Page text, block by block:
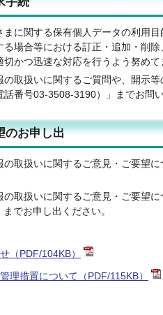
まに関する保有個人データの利用
る場合等における訂正・追加・削
切かつ迅速な対応を行うよう努めて
の取扱いに関するご質問や、開示
話番号03-3508-3190）」までお問
のお申し出
の取扱いに関するご意見・ご要望
の取扱いに関するご意見・ご要望
でお申し出ください。
（PDF/104KB）
理措置について（PDF/115KB）